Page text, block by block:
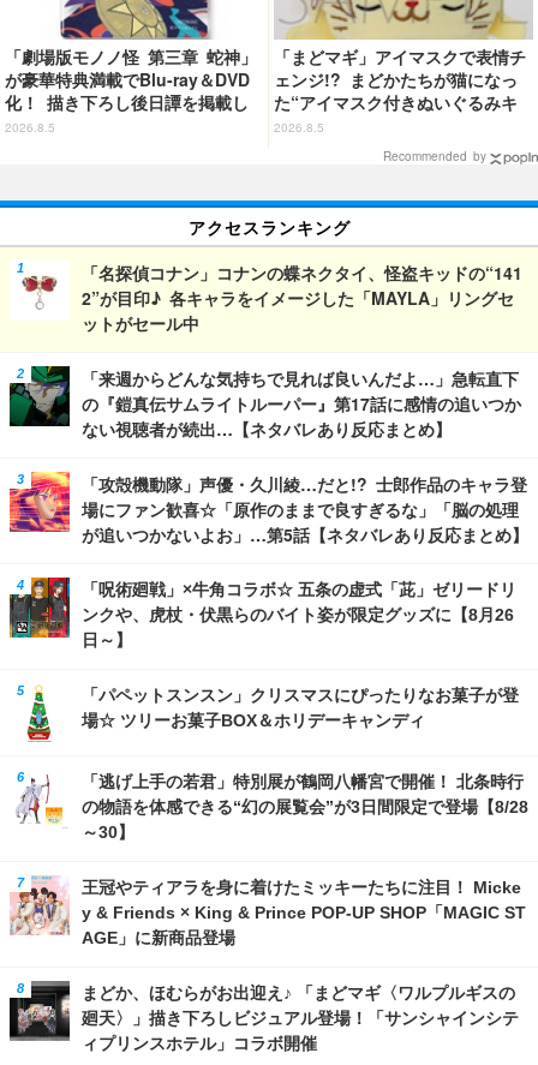
「劇場版モノノ怪 第三章 蛇神」
が豪華特典満載でBlu-ray＆DVD
化！ 描き下ろし後日譚を掲載し
たブックレットなど
2026.8.5
「まどマギ」アイマスクで表情チ
ェンジ!? まどかたちが猫になっ
た“アイマスク付きぬいぐるみキ
ーホルダー”が登場
2026.8.5
Recommended by
アクセスランキング
「名探偵コナン」コナンの蝶ネクタイ、怪盗キッドの“141
2”が目印♪ 各キャラをイメージした「MAYLA」リングセ
ットがセール中
「来週からどんな気持ちで見れば良いんだよ…」急転直下
の『鎧真伝サムライトルーパー』第17話に感情の追いつか
ない視聴者が続出…【ネタバレあり反応まとめ】
「攻殻機動隊」声優・久川綾…だと!? 士郎作品のキャラ登
場にファン歓喜☆「原作のままで良すぎるな」「脳の処理
が追いつかないよお」…第5話【ネタバレあり反応まとめ】
「呪術廻戦」×牛角コラボ☆ 五条の虚式「茈」ゼリードリ
ンクや、虎杖・伏黒らのバイト姿が限定グッズに【8月26
日～】
「パペットスンスン」クリスマスにぴったりなお菓子が登
場☆ ツリーお菓子BOX＆ホリデーキャンディ
「逃げ上手の若君」特別展が鶴岡八幡宮で開催！ 北条時行
の物語を体感できる“幻の展覧会”が3日間限定で登場【8/28
～30】
王冠やティアラを身に着けたミッキーたちに注目！ Micke
y & Friends × King & Prince POP-UP SHOP「MAGIC ST
AGE」に新商品登場
まどか、ほむらがお出迎え♪ 「まどマギ〈ワルプルギスの
廻天〉」描き下ろしビジュアル登場！「サンシャインシテ
ィプリンスホテル」コラボ開催